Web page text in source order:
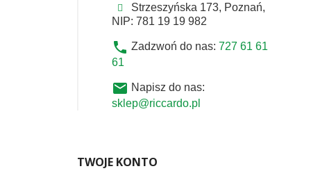
Strzeszyńska 173, Poznań,
NIP: 781 19 19 982
phone Zadzwoń do nas: 727 61 61
61
email Napisz do nas:
sklep@riccardo.pl
TWOJE KONTO